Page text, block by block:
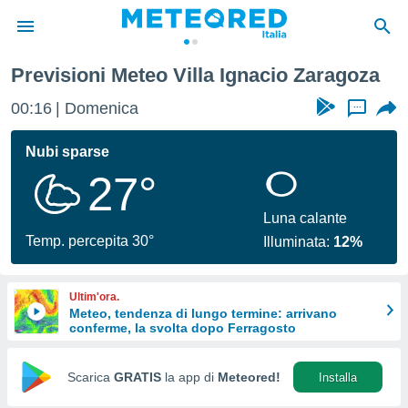
di
per
le
di
Web
Previsioni Meteo Villa Ignacio Zaragoza
00:16 Domenica ...
Nubi sparse
27°
Temp. percepita 30°
Luna calante
Illuminata: 12%
Ultim'ora.
Meteo, tendenza di lungo termine: arrivano
conferme, la svolta dopo Ferragosto
Scarica GRATIS la app di Meteored! Installa